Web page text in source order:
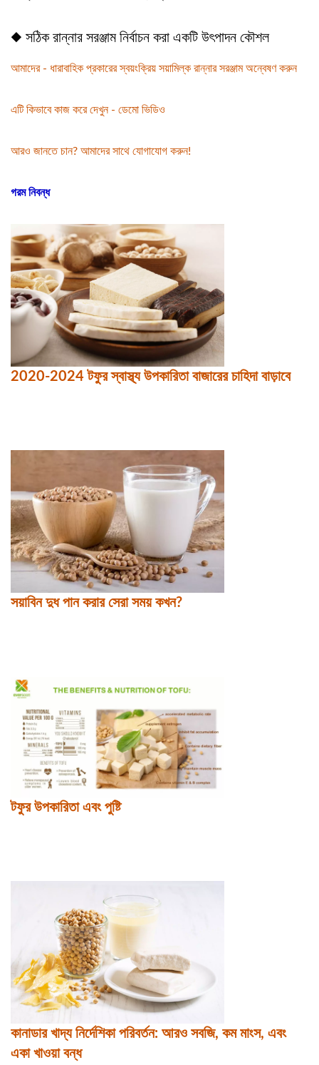
◆ সঠিক রান্নার সরঞ্জাম নির্বাচন করা একটি উৎপাদন কৌশল
আমাদের - ধারাবাহিক প্রকারের স্বয়ংক্রিয় সয়ামিল্ক রান্নার সরঞ্জাম অন্বেষণ করুন
এটি কিভাবে কাজ করে দেখুন - ডেমো ভিডিও
আরও জানতে চান? আমাদের সাথে যোগাযোগ করুন!
গরম নিবন্ধ
2020-2024 টফুর স্বাস্থ্য উপকারিতা বাজারের চাহিদা বাড়াবে
সয়াবিন দুধ পান করার সেরা সময় কখন?
টফুর উপকারিতা এবং পুষ্টি
কানাডার খাদ্য নির্দেশিকা পরিবর্তন: আরও সবজি, কম মাংস, এবং
একা খাওয়া বন্ধ